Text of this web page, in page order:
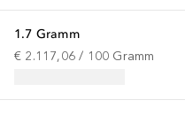
1.7 Gramm
€ 2.117,06 / 100 Gramm